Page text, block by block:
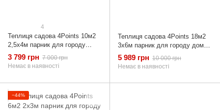
4
Теплиця садова 4Points 10м2
2,5х4м парник для городу
дому дачі з вікнами, Зелений
3 799 грн 7 000 грн
Немає в наявності
Теплиця садова 4Points 18м2
3х6м парник для городу дому
дачі з вікнами, Зелений
5 989 грн 10 000 грн
Немає в наявності
−44%